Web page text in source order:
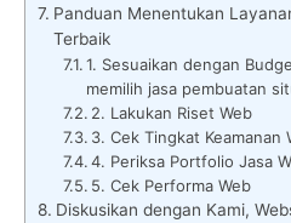
Panduan Menentukan
Terbaik
1. Sesuaikan dengan
memilih jasa pembuatan
2. Lakukan Riset Web
3. Cek Tingkat Keamanan
4. Periksa Portfolio Jasa
5. Cek Performa Web
Diskusikan dengan Kami,